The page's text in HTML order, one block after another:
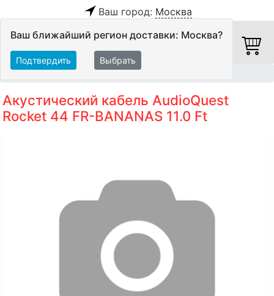
Ваш город: Москва
Ваш ближайший регион доставки: Москва?
Подтвердить Выбрать
Акустический кабель AudioQuest
Rocket 44 FR-BANANAS 11.0 Ft